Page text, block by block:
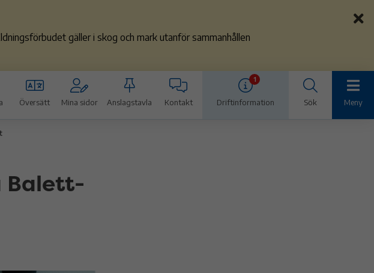
gäller i skog och mark utanför sammanhållen
Översätt Mina sidor Anslagstavla Kontakt
1
Driftinformation Sök Meny
Balett-